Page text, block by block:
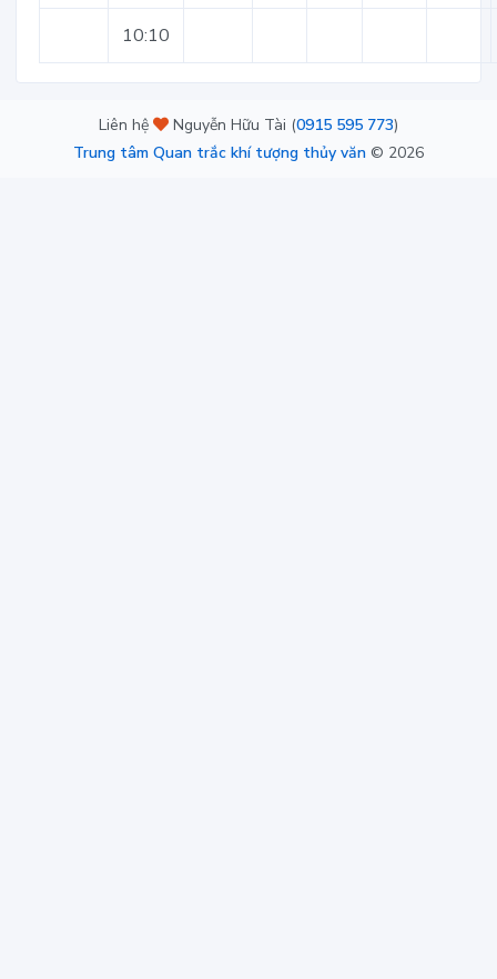
10:10
Liên hệ Nguyễn Hữu Tài (0915 595 773)
Trung tâm Quan trắc khí tượng thủy văn © 2026